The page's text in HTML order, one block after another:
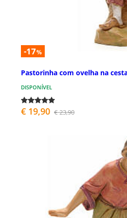
-17%
Pastorinha com ovelha na
DISPONÍVEL
€ 19,90 € 23,90